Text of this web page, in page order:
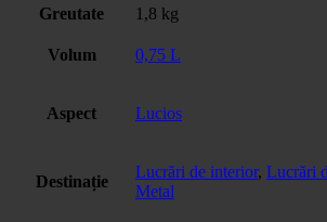
Greutate 1,8 kg
Volum 0,75 L
Aspect Lucios
Destinație
Lucrări de interior, Lucrări
Metal